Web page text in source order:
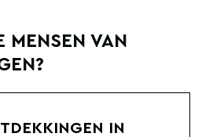
MENSEN VAN
IN